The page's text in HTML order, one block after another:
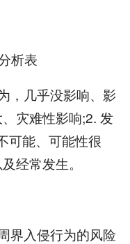
析表
几乎没影响、影
灾难性影响;2. 发
可能、可能性很
经常发生。
入侵行为的风险